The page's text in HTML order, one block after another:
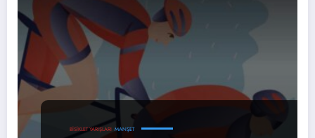
BISIKLET YARIŞLARI MANŞET